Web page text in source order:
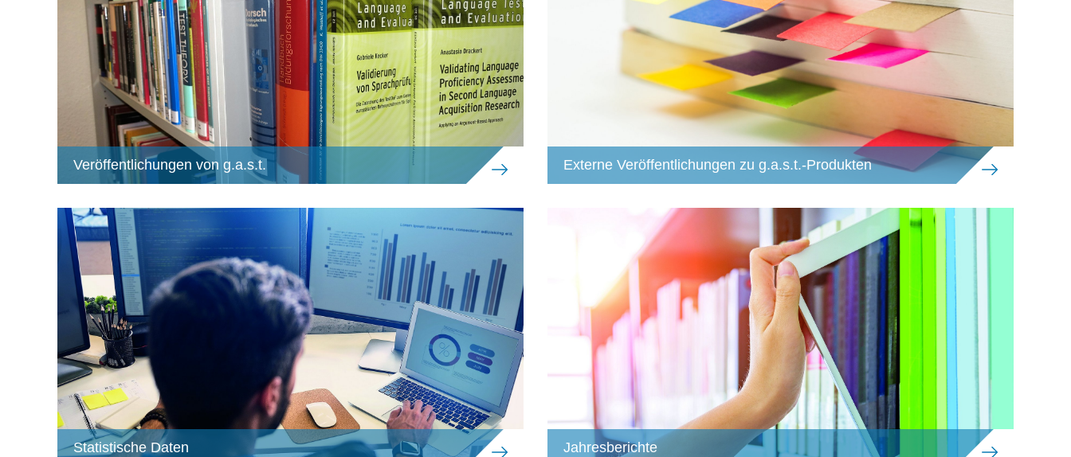
Veröffentlichungen von g.a.s.t. Externe Veröffentlichungen zu g.a.s.t.-Produkten
Statistische Daten Jahresberichte